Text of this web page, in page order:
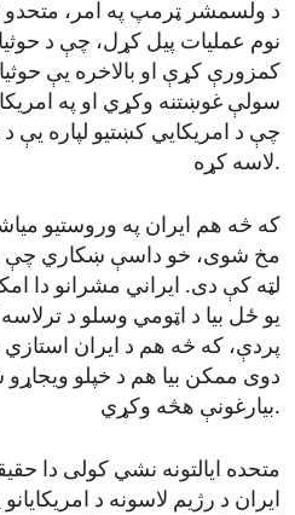
د ولسمشر ټرمپ په امر، متحدو
نوم عملیات پیل کړل، چې د
کمزورې کړې او بالاخره یې
سولې غوښتنه وکړي او په
چې د امریکایي کښتیو لپاره یې د
لاسه کړه.
که څه هم ایران په وروستیو
مخ شوی، خو داسې ښکاري چې د
لټه کې دی. ایراني مشرانو دا
یو ځل بیا د اټومي وسلو د
پردې، که څه هم د ایران
دوی ممکن بیا هم د خپلو ویجاړو
بیارغونې هڅه وکړي.
متحده ایالتونه نشي کولی دا
ایران د رژیم لاسونه د